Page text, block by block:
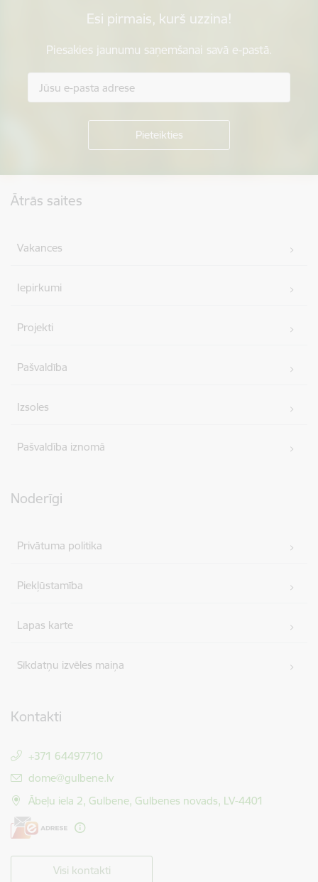
Esi pirmais, kurš uzzina!
Piesakies jaunumu saņemšanai savā e-pastā.
Ātrās saites
Vakances
Iepirkumi
Projekti
Pašvaldība
Izsoles
Pašvaldība iznomā
Noderīgi
Privātuma politika
Piekļūstamība
Lapas karte
Sīkdatņu izvēles maiņa
Kontakti
+371 64497710
E-pasts:
dome@gulbene.lv
Ābeļu iela 2, Gulbene, Gulbenes novads, LV-4401
Visi kontakti